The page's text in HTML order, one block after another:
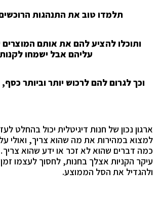
תלמדו טוב את התנהגות
ותוכלו להציע להם את אותם
עליהם אבל ישמחו
וכך לגרום להם לרכוש יותר וביותר כסף,
ארגון נכון של חנות דיגיטלית יכול בהחלט
למצוא במהירות את מה שהוא צריך, ואולי
כמה דברים שהוא לא זכר או ידע שהוא
עיקר הקניות אצלך בחנות, לחסוך לעצמו
ולהגדיל את הסל הממוצע.